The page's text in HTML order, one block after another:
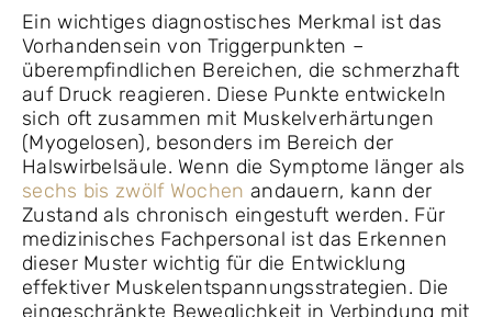
Ein wichtiges diagnostisches Merkmal ist das
Vorhandensein von Triggerpunkten –
überempfindlichen Bereichen, die schmerzhaft
auf Druck reagieren. Diese Punkte entwickeln
sich oft zusammen mit Muskelverhärtungen
(Myogelosen), besonders im Bereich der
Halswirbelsäule. Wenn die Symptome länger als
sechs bis zwölf Wochen andauern, kann der
Zustand als chronisch eingestuft werden. Für
medizinisches Fachpersonal ist das Erkennen
dieser Muster wichtig für die Entwicklung
effektiver Muskelentspannungsstrategien. Die
eingeschränkte Beweglichkeit in Verbindung mit